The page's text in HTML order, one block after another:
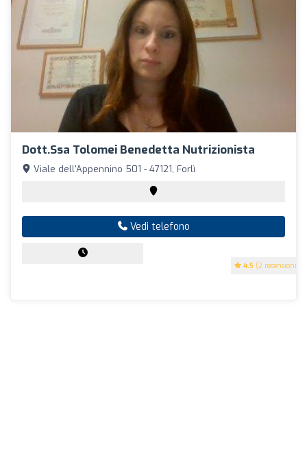
Dott.ssa Tolomei Benedetta Nutrizionista
4.5 (2 recensioni)
Viale dell'Appennino 501 - 47121, Forlì
Vedi telefono